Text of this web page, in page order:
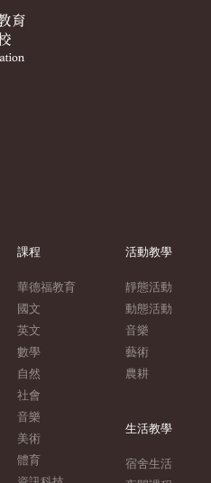
課程
華德福教育
國文
英文
數學
自然
社會
音樂
美術
體育
活動教學
靜態活動
動態活動
音樂
藝術
農耕
生活教學
宿舍生活